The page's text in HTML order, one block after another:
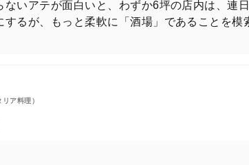
くらさんと銀座でラグジュアリー中
いアテが面白いと、わずか6坪の店内は、連日
するが、もっと柔軟に「酒場」であることを
ア料理）